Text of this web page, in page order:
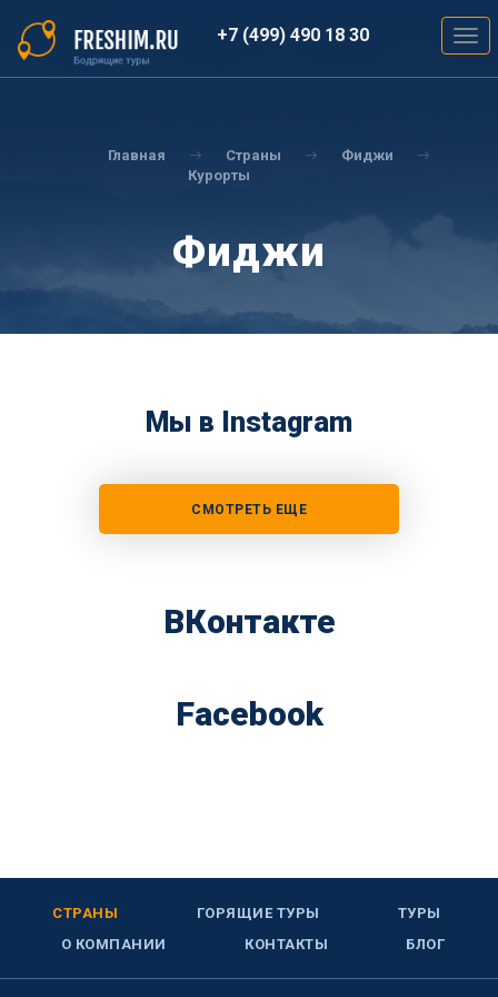
основному
содержанию
+7 (499) 490 18 30
Главная Страны
Фиджи
Курорты
Фиджи
Мы в Instagram
СМОТРЕТЬ ЕЩЕ
ВКонтакте
Facebook
СТРАНЫ ГОРЯЩИЕ ТУРЫ
ТУРЫ
О КОМПАНИИ
КОНТАКТЫ БЛОГ